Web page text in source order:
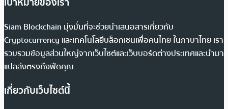
Siam Blockchain มุ่งมั่นที่จะช่วยนำเสนอสารเกี่ยวกับ
Cryptocurrency และเทคโนโลยีบล็อกเชนเพื่อคนไทย ในภาษาไทย เรา
รวบรวมข้อมูลส่วนใหญ่จากเว็บไซต์และเว็บบอร์ดต่างประเทศและนำมา
แปลส่งตรงถึงฟีดคุณ
เกี่ยวกับเว็บไซต์นี้